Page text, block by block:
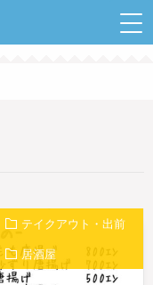
テイクアウト・出前
居酒屋